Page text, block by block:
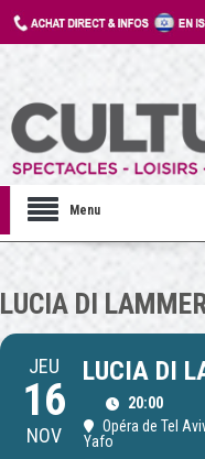
Menu
LUCIA DI
JEU
16
NOV
LUCIA DI
20:00
Opéra de Tel
Yafo